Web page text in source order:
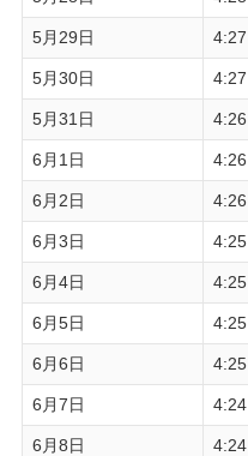
5月29日 4:27
5月30日 4:27
5月31日 4:26
6月1日 4:26
6月2日 4:26
6月3日 4:25
6月4日 4:25
6月5日 4:25
6月6日 4:25
6月7日 4:24
6月8日 4:24